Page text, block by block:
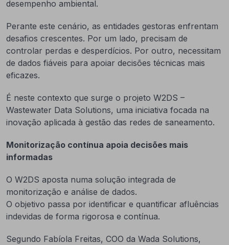
desempenho ambiental.
Perante este cenário, as entidades gestoras enfrentam
desafios crescentes. Por um lado, precisam de
controlar perdas e desperdícios. Por outro, necessitam
de dados fiáveis para apoiar decisões técnicas mais
eficazes.
É neste contexto que surge o projeto W2DS –
Wastewater Data Solutions, uma iniciativa focada na
inovação aplicada à gestão das redes de saneamento.
Monitorização contínua apoia decisões mais
informadas
O W2DS aposta numa solução integrada de
monitorização e análise de dados.
O objetivo passa por identificar e quantificar afluências
indevidas de forma rigorosa e contínua.
Segundo Fabíola Freitas, COO da Wada Solutions,